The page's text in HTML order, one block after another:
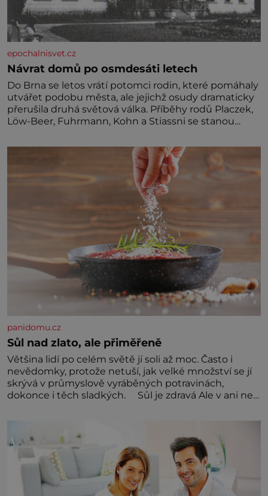
epochalnisvet.cz
Návrat domů po osmdesáti letech
Do Brna se letos vrátí potomci rodin, které pomáhaly
utvářet podobu města, ale jejichž osudy dramaticky
přerušila druhá světová válka. Příběhy rodů Placzek,
Löw-Beer, Fuhrmann, Kohn a Stiassni se stanou
židovské kultury ŠTETL FEST 2026. Některé návraty
nejsou jednoduché. Místa, která si člověk pamatuje z
rodinných vyprávění, už dávno
panidomu.cz
Sůl nad zlato, ale přiměřeně
Většina lidí po celém světě jí soli až moc. Často i
nevědomky, protože netuší, jak velké množství se jí
skrývá v průmyslově vyráběných potravinách,
dokonce i těch sladkých. Sůl je zdravá Ale v ani ne
běžné. Její základní složky– sodík a chlór – jsou